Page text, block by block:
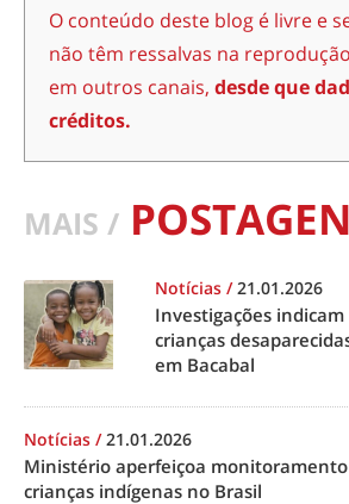
O conteúdo deste blog é livre e
não têm ressalvas na
em outros canais, desde que
créditos.
MAIS /
Notícias /21.01.2026
Investigações
crianças
em Bacabal
Notícias /21.01.2026
Ministério aperfeiçoa
crianças indígenas no Brasil